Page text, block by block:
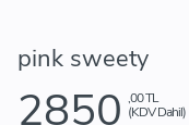
pink sweety
2850 ,00 TL
(KDV Dahil)